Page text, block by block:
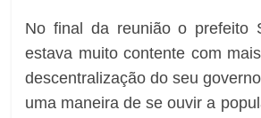
No final da reunião o prefeito
estava muito contente com
descentralização do seu
uma maneira de se ouvir a